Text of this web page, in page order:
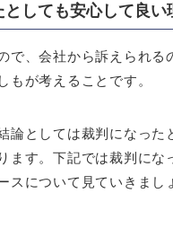
しても安心して良い
で、会社から訴えられる
もが考えることです。
論としては裁判になった
ます。下記では裁判にな
スについて見ていきまし